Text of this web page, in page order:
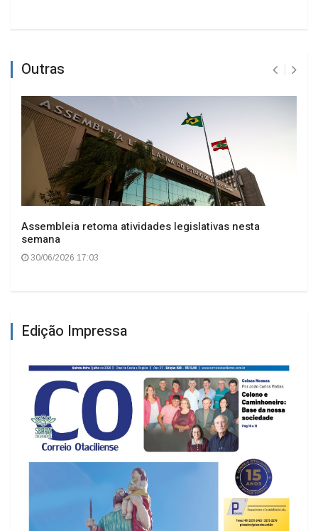
Outras
Assembleia retoma atividades legislativas nesta
semana
30/06/2026 17:03
Edição Impressa